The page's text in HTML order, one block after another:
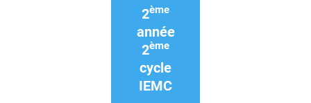
2ème
année
2ème
cycle
IEMC